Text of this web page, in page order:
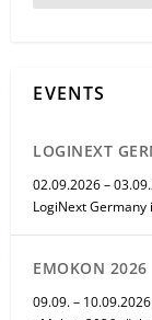
EVENTS
LOGINEXT
02.09.2026 –
LogiNext Germany
EMOKON 2026
09.09. –